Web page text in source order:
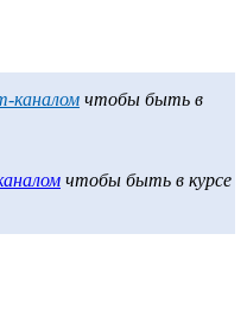
каналом чтобы быть в
чтобы быть в курсе